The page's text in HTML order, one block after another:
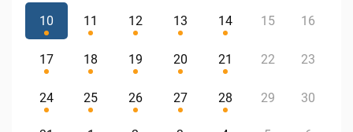
10 11 12 13 14 15 16
17 18 19 20 21 22 23
24 25 26 27 28 29 30